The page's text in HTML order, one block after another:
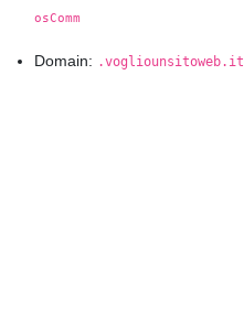
osComm
Domain: .vogliounsitoweb.it